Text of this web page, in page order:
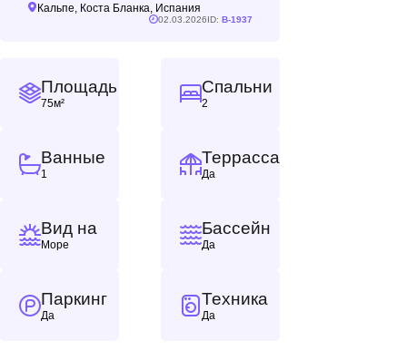
Кальпе, Коста Бланка, Испания
02.03.2026ID: B-1937
Площадь
75м²
Спальни
2
Ванные
1
Террасса
Да
Вид на
Море
Бассейн
Да
Паркинг
Да
Техника
Да